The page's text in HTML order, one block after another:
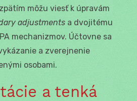
môžu viesť k úpravám
adjustments a dvojitému
mechanizmov. Účtovne sa
a zverejnenie
osobami.
a tenká